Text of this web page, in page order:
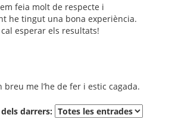
feia molt de respecte i
he tingut una bona experiència.
esperar els resultats!
breu me l’he de fer i estic cagada.
darrers: